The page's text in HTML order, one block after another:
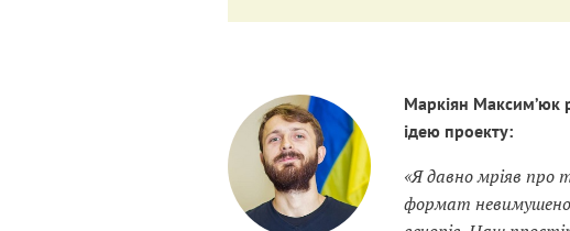
Маркіян Максим’юк
ідею проекту:
«Я давно мріяв про
формат